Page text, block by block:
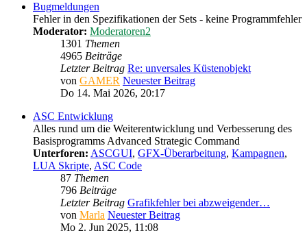
Bugmeldungen
Fehler in den Spezifikationen der Sets - keine Programmfehler
Moderator: Moderatoren2
1301 Themen
4965 Beiträge
Letzter Beitrag Re: unversales Küstenobjekt
von GAMER Neuester Beitrag
Do 14. Mai 2026, 20:17
ASC Entwicklung
Alles rund um die Weiterentwicklung und Verbesserung des
Basisprogramms Advanced Strategic Command
Unterforen: ASCGUI, GFX-Überarbeitung, Kampagnen,
LUA Skripte, ASC Code
87 Themen
796 Beiträge
Letzter Beitrag Grafikfehler bei abzweigender…
von Marla Neuester Beitrag
Mo 2. Jun 2025, 11:08